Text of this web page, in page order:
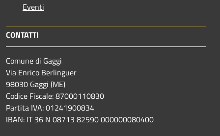
Eventi
CONTATTI
Comune di Gaggi
Via Enrico Berlinguer
98030 Gaggi (ME)
Codice Fiscale: 87000110830
Partita IVA: 01241900834
IBAN: IT 36 N 08713 82590 000000080400